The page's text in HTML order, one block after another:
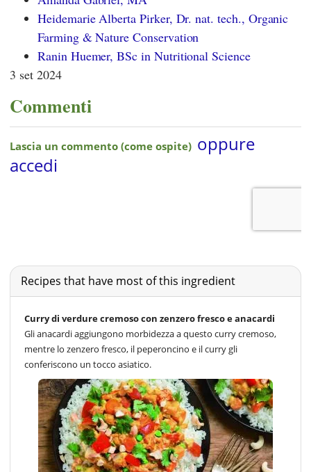
Heidemarie Alberta Pirker, Dr. nat. tech., Organic
Farming & Nature Conservation
Ranin Huemer, BSc in Nutritional Science
3 set 2024
Commenti
Recipes that have most of this ingredient
Curry di verdure cremoso con zenzero fresco e anacardi
Gli anacardi aggiungono morbidezza a questo curry cremoso,
mentre lo zenzero fresco, il peperoncino e il curry gli
conferiscono un tocco asiatico.